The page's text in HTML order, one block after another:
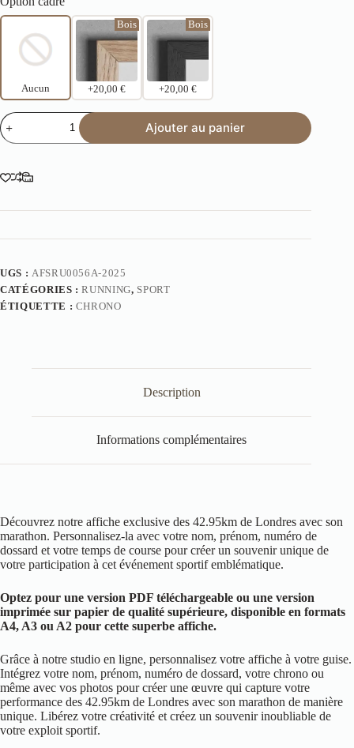
Aucun
Bois
+20,00 €
Bois
+20,00 €
Ajouter au panier
UGS : AFSRU0056A-2025
CATÉGORIES :RUNNING, SPORT
ÉTIQUETTE : CHRONO
Description
Informations complémentaires
Découvrez notre affiche exclusive des 42.95km de Londres avec son
marathon. Personnalisez-la avec votre nom, prénom, numéro de
dossard et votre temps de course pour créer un souvenir unique de
votre participation à cet événement sportif emblématique.
Optez pour une version PDF téléchargeable ou une version
imprimée sur papier de qualité supérieure, disponible en formats
A4, A3 ou A2 pour cette superbe affiche.
Grâce à notre studio en ligne, personnalisez votre affiche à votre guise.
Intégrez votre nom, prénom, numéro de dossard, votre chrono ou
même avec vos photos pour créer une œuvre qui capture votre
performance des 42.95km de Londres avec son marathon de manière
unique. Libérez votre créativité et créez un souvenir inoubliable de
votre exploit sportif.